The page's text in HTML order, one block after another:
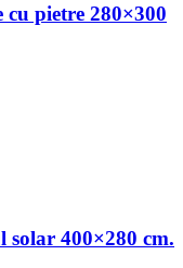
pietre 280×300
solar 400×280 cm.